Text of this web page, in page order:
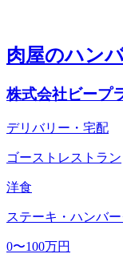
肉屋のハン
株式会社ビープ
デリバリー・宅配
ゴーストレストラン
洋食
ステーキ・ハンバ
0〜100万円